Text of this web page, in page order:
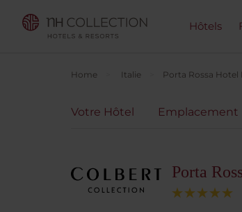
Hôtels
Home Italie Porta Rossa
Votre Hôtel Emplacement
Porta